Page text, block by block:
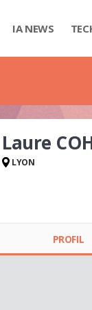
IA NEWS
Laure
LYON
PROFIL